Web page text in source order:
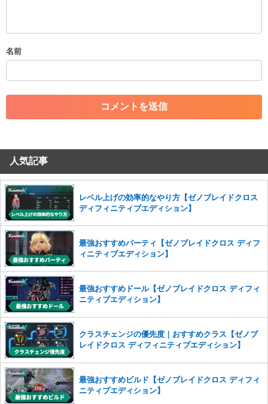
・一度削除された投稿を再び投稿すること
・アカウントの売買など金銭が絡む内容の投稿
・各ゲームのネタバレを含む内容の投稿
・その他、管理者が不適切と判断した投稿
コメントの削除を申請する
せていただきます。ご了承ください。
※一度削除したコメントは復元ができませんのでご注意くだ
さい。
また、過度な利用規約の違反や、弊社に損害の及ぶ内容の書き込みがあ
った場合は、法的措置をとらせていただく場合もございますので、あら
かじめご理解くださいませ。
名前
人気記事
レベル上げの効率的なやり方【ゼノブレイドクロス
ディフィニティブエディション】
最強おすすめパーティ【ゼノブレイドクロス ディフ
ィニティブエディション】
最強おすすめドール【ゼノブレイドクロス ディフィ
ニティブエディション】
クラスチェンジの優先度｜おすすめクラス【ゼノブ
レイドクロス ディフィニティブエディション】
最強おすすめビルド【ゼノブレイドクロス ディフィ
ニティブエディション】